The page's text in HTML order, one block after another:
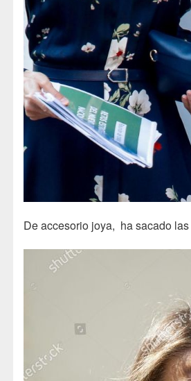
De accesorio joya, ha sacado